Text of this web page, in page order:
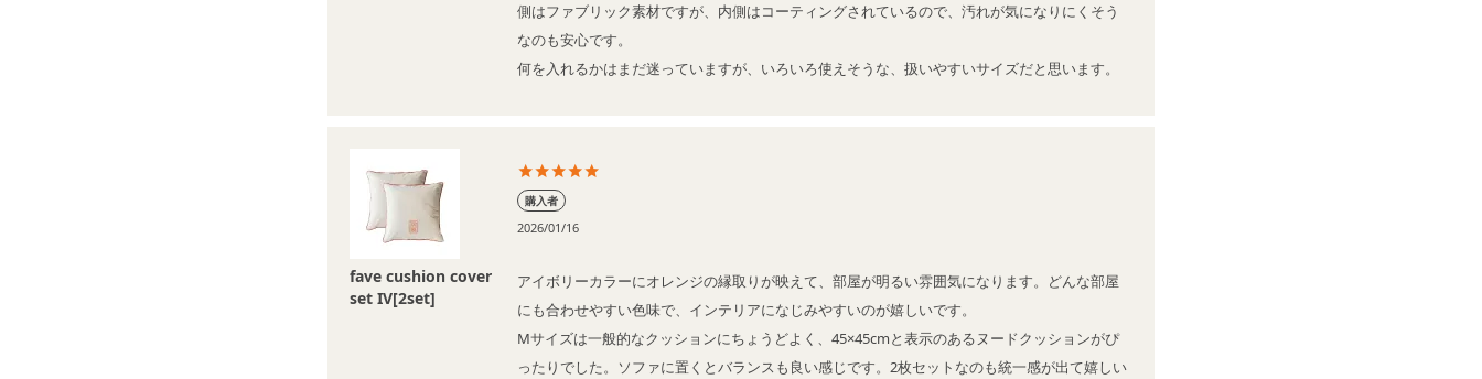
側はファブリック素材ですが、内側はコーティングされているので、汚れが気になりにくそう
なのも安心です。
何を入れるかはまだ迷っていますが、いろいろ使えそうな、扱いやすいサイズだと思います。
fave cushion cover
set IV[2set]
購入者
2026/01/16
アイボリーカラーにオレンジの縁取りが映えて、部屋が明るい雰囲気になります。どんな部屋
にも合わせやすい色味で、インテリアになじみやすいのが嬉しいです。
Mサイズは一般的なクッションにちょうどよく、45×45cmと表示のあるヌードクッションがぴ
ったりでした。ソファに置くとバランスも良い感じです。2枚セットなのも統一感が出て嬉しい